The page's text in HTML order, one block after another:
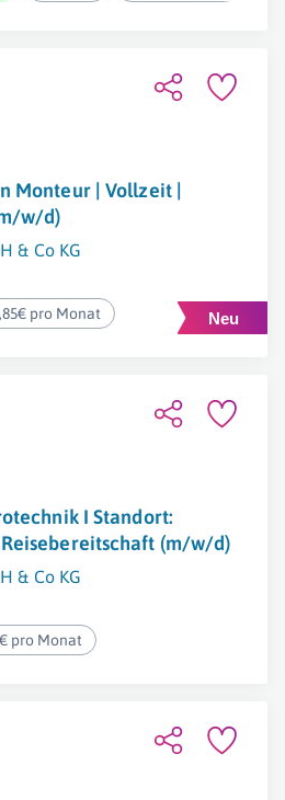
Monteur | Vollzeit |
w/d)
& Co KG
pro Monat
I Standort:
(m/w/d)
& Co KG
pro Monat